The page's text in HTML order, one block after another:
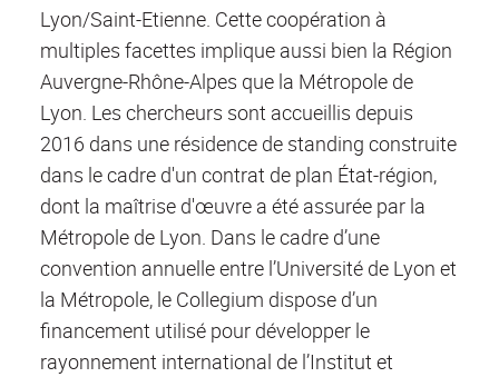
Lyon/Saint-Etienne. Cette coopération à
multiples facettes implique aussi bien la Région
Auvergne-Rhône-Alpes que la Métropole de
Lyon. Les chercheurs sont accueillis depuis
2016 dans une résidence de standing construite
dans le cadre d'un contrat de plan État-région,
dont la maîtrise d'œuvre a été assurée par la
Métropole de Lyon. Dans le cadre d’une
convention annuelle entre l’Université de Lyon et
la Métropole, le Collegium dispose d’un
financement utilisé pour développer le
rayonnement international de l’Institut et